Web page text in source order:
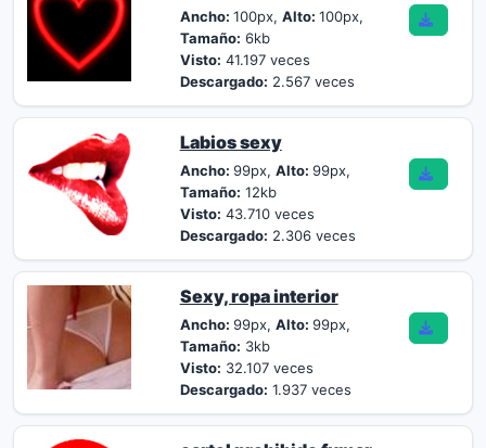
Ancho: 100px, Alto: 100px,
Tamaño: 6kb
Visto: 41.197 veces
Descargado: 2.567 veces
Labios sexy
Ancho: 99px, Alto: 99px,
Tamaño: 12kb
Visto: 43.710 veces
Descargado: 2.306 veces
Sexy, ropa interior
Ancho: 99px, Alto: 99px,
Tamaño: 3kb
Visto: 32.107 veces
Descargado: 1.937 veces